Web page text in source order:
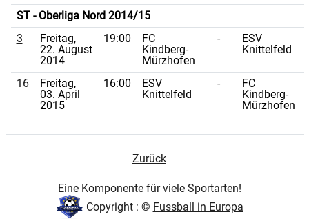
ST - Oberliga Nord 2014/15
3
Freitag,
22. August
2014
19:00
FC
Kindberg-
Mürzhofen
-
ESV
Knittelfeld
16
Freitag,
03. April
2015
16:00
ESV
Knittelfeld
-
FC
Kindberg-
Mürzhofen
Zurück
Eine Komponente für viele Sportarten!
Copyright : © Fussball in Europa